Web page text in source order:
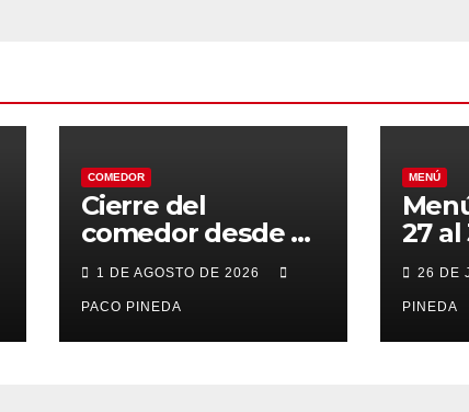
COMEDOR
Cierre del
comedor desde el
7 al 21 de Agosto
por vacaciones
1 DE AGOSTO DE 2026
PACO PINEDA
MENÚ
27 al
2026
26 DE
PINEDA